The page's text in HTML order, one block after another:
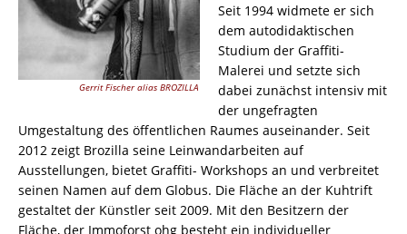
Gerrit Fischer alias BROZILLA
Seit 1994 widmete er sich
dem autodidaktischen
Studium der Graffiti-
Malerei und setzte sich
dabei zunächst intensiv mit
der ungefragten
Umgestaltung des öffentlichen Raumes auseinander. Seit
2012 zeigt Brozilla seine Leinwandarbeiten auf
Ausstellungen, bietet Graffiti- Workshops an und verbreitet
seinen Namen auf dem Globus. Die Fläche an der Kuhtrift
gestaltet der Künstler seit 2009. Mit den Besitzern der
Fläche, der Immoforst ohg besteht ein individueller